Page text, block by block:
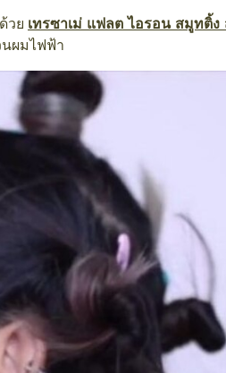
วย เทรซาเม่ แฟลต ไอรอน สมูทติ้ง
นผมไฟฟ้า